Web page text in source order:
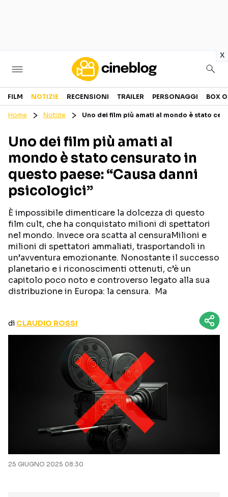
x
Cinema
GENERI
PERSONAGGI
CANALI STREAMING
Categorie
NOTIZIE
CURIOSITÀ
RECENSIONI
TRAILER
BOX OFFICE
FILM NOTIZIE RECENSIONI TRAILER PERSONAGGI BOX
Home Notizie Uno dei film più amati al mondo è stato
Uno dei film più amati al
mondo è stato censurato in
questo paese: “Causa danni
psicologici”
È impossibile dimenticare la dolcezza di questo
film cult, che ha conquistato milioni di spettatori
nel mondo. Invece ora scatta al censuraMilioni e
milioni di spettatori ammaliati, trasportandoli in
un’avventura emozionante. Nonostante il successo
planetario e i riconoscimenti ottenuti, c’è un
capitolo poco noto e controverso legato alla sua
distribuzione in Europa: la censura. Ma
di CLAUDIO ROSSI
25 GIUGNO 2025 08:30